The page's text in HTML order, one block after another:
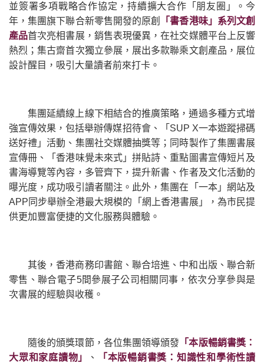
並簽署多項戰略合作協定，持續擴大合作「朋友圈」。今
年，集團旗下聯合新零售開發的原創
「書香港味」系列文創
產品首次亮相書展，銷售表現優異，在社交媒體平台上反響
熱烈；集古齋首次獨立參展，展出多款聯乘文創產品，展位
設計醒目，吸引大量讀者前來打卡。
集團延續線上線下相結合的推廣策略，通過多種方式增
強宣傳效果，包括舉辦傳媒招待會、「SUP X一本遊蹤掃碼
送好禮」活動、集團社交媒體抽獎等；同時製作了集團書展
宣傳冊、「香港味覺未來式」拼貼詩、重點圖書宣傳短片及
書海導覽等內容，多管齊下，提升新書、作者及文化活動的
曝光度，成功吸引讀者關注。此外，集團在「一本」網站及
APP同步舉辦全港最大規模的「網上香港書展」，為市民提
供更加豐富便捷的文化服務與體驗。
其後，香港商務印書館、聯合培進、中和出版、聯合新
零售、聯合電子5間參展子公司相關同事，依次分享參與是
次書展的經驗與收穫。
隨後的頒獎環節，各位集團領導頒發 「本版暢銷書獎：
大眾和家庭讀物」
、
「本版暢銷書獎：知識性和學術性讀